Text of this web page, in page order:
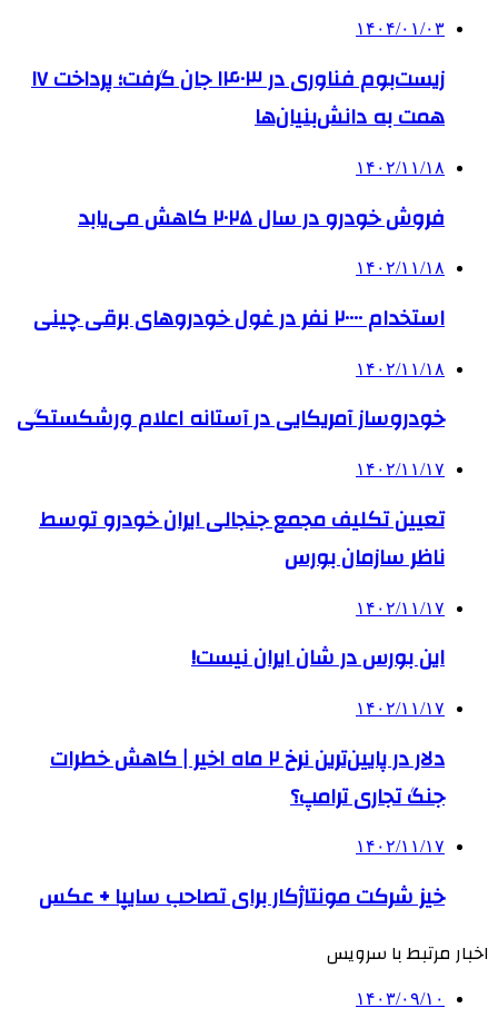
۱۴۰۴/۰۱/۰۳
زیست‌بوم فناوری در ۱۴۰۳ جان گرفت؛ پرداخت ۱۷
همت به دانش‌بنیان‌ها
۱۴۰۲/۱۱/۱۸
فروش خودرو در سال ۲۰۲۵ کاهش می‌یابد
۱۴۰۲/۱۱/۱۸
استخدام ۲۰۰۰۰ نفر در غول خودروهای برقی چینی
۱۴۰۲/۱۱/۱۸
خودروساز آمریکایی در آستانه اعلام ورشکستگی
۱۴۰۲/۱۱/۱۷
تعیین تکلیف مجمع جنجالی ایران خودرو توسط
ناظر سازمان بورس
۱۴۰۲/۱۱/۱۷
این بورس در شان ایران نیست!
۱۴۰۲/۱۱/۱۷
دلار در پایین‌ترین نرخ ۲ ماه اخیر | کاهش خطرات
جنگ تجاری ترامپ؟
۱۴۰۲/۱۱/۱۷
خیز شرکت مونتاژکار برای تصاحب سایپا + عکس
اخبار مرتبط با سرویس
۱۴۰۳/۰۹/۱۰